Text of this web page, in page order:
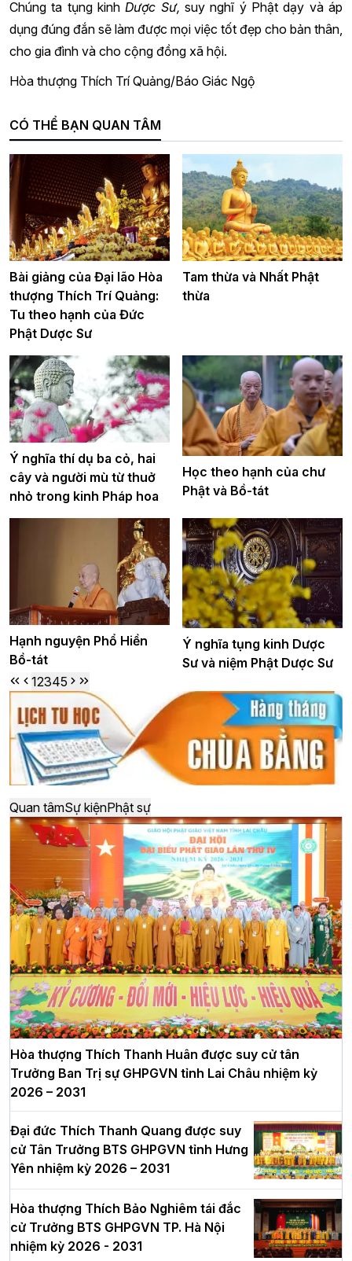
Chúng ta tụng kinhDược Sư, suy nghĩ ý Phật dạy và áp
dụng đúng đắn sẽ làm được mọi việc tốt đẹp cho bản thân,
cho gia đình và cho cộng đồng xã hội.
Hòa thượng Thích Trí Quảng/Báo Giác Ngộ
CÓ THỂ BẠN QUAN TÂM
Bài giảng của Đại lão Hòa
thượng Thích Trí Quảng:
Tu theo hạnh của Đức
Phật Dược Sư
Tam thừa và Nhất Phật
thừa
Ý nghĩa thí dụ ba cỏ, hai
cây và người mù từ thuở
nhỏ trong kinh Pháp hoa
Học theo hạnh của chư
Phật và Bồ-tát
Hạnh nguyện Phổ Hiền
Bồ-tát
Ý nghĩa tụng kinh Dược
Sư và niệm Phật Dược Sư
12345
Quan tâmSự kiệnPhật sự
Hòa thượng Thích Thanh Huân được suy cử tân
Trưởng Ban Trị sự GHPGVN tỉnh Lai Châu nhiệm kỳ
2026 – 2031
Đại đức Thích Thanh Quang được suy
cử Tân Trưởng BTS GHPGVN tỉnh Hưng
Yên nhiệm kỳ 2026 – 2031
Hòa thượng Thích Bảo Nghiêm tái đắc
cử Trưởng BTS GHPGVN TP. Hà Nội
nhiệm kỳ 2026 - 2031